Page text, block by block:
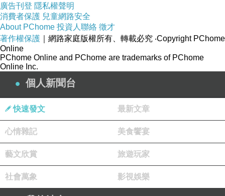
廣告刊登 隱私權聲明
消費者保護 兒童網路安全
About PChome 投資人聯絡 徵才
著作權保護 ｜網路家庭版權所有、轉載必究 ‧Copyright PChome
Online
PChome Online and PChome are trademarks of PChome
Online Inc.
個人新聞台
快速發文 最新文章
心情雜記 美食饗宴
藝文欣賞 旅遊玩家
社會萬象 影視娛樂